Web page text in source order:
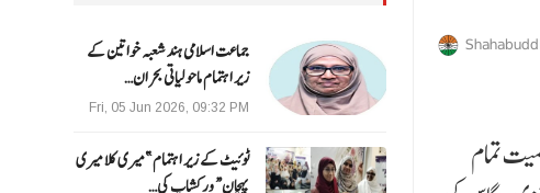
جماعت اسلامی ہند شعبہ خواتین کے
زیر اہتمام ماحولیاتی بحران…
Fri, 05 Jun 2026, 09:32 PM
ٹوئیٹ کے زیر اہتمام ”میری کلا میری
پہچان“ ورکشاپ کی…
تمام